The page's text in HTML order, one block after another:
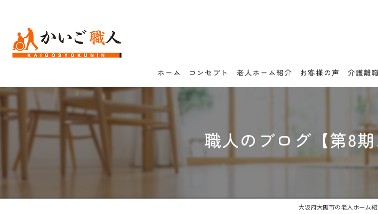
ホーム コンセプト 老人ホーム紹介 お客様の声 介護離
職人のブログ【第8
大阪府大阪市の老人ホーム